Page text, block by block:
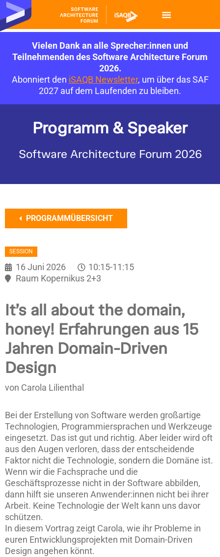
Vielen Dank an alle Sprecher:innen und
Teilnehmenden des Software Architecture Forum
2026.
Abonniert den iSAQB Newsletter, um über das SAF
2027 auf dem Laufenden zu bleiben.
Programm & Speaker
Software Architecture Forum 2026
PROGRAMMÜBERSICHT
SESSION
16 Juni 2026
10:15-11:15
Raum Kopernikus 2+3
It’s all about the domain,
honey! Erfahrungen aus 15
Jahren Domain-Driven
Design
von Carola Lilienthal
Bei der Erstellung von Software werden großartige
Technologien, Programmiersprachen und Werkzeuge
eingesetzt. Das ist gut und richtig. Aber leider wird oft
aus den Augen verloren, dass der entscheidende
Faktor nicht die Technologie, sondern die Domäne ist.
Wenn wir die Fachsprache und die
Geschäftsprozesse nicht in der Software abbilden,
dann hilft sie unseren Anwender:innen nicht bei ihrer
Arbeit. Keine Technologie der Welt kann uns davor
schützen.
In diesem Vortrag zeigt Carola, wie ihr Probleme in
euren Entwicklungsprojekten mit Domain-Driven
Design angehen könnt.